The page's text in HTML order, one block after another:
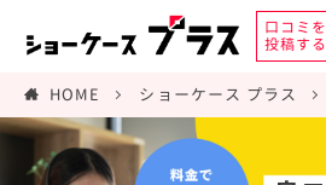
口コミを
投稿する
HOME ショーケース プラス